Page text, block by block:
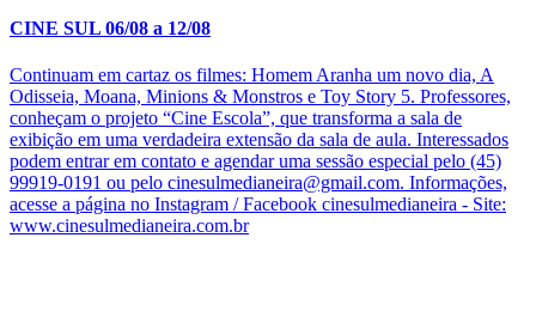
CINE SUL 06/08 a 12/08
Continuam em cartaz os filmes: Homem Aranha um novo dia, A
Odisseia, Moana, Minions & Monstros e Toy Story 5. Professores,
conheçam o projeto “Cine Escola”, que transforma a sala de
exibição em uma verdadeira extensão da sala de aula. Interessados
podem entrar em contato e agendar uma sessão especial pelo (45)
99919-0191 ou pelo cinesulmedianeira@gmail.com. Informações,
acesse a página no Instagram / Facebook cinesulmedianeira - Site:
www.cinesulmedianeira.com.br